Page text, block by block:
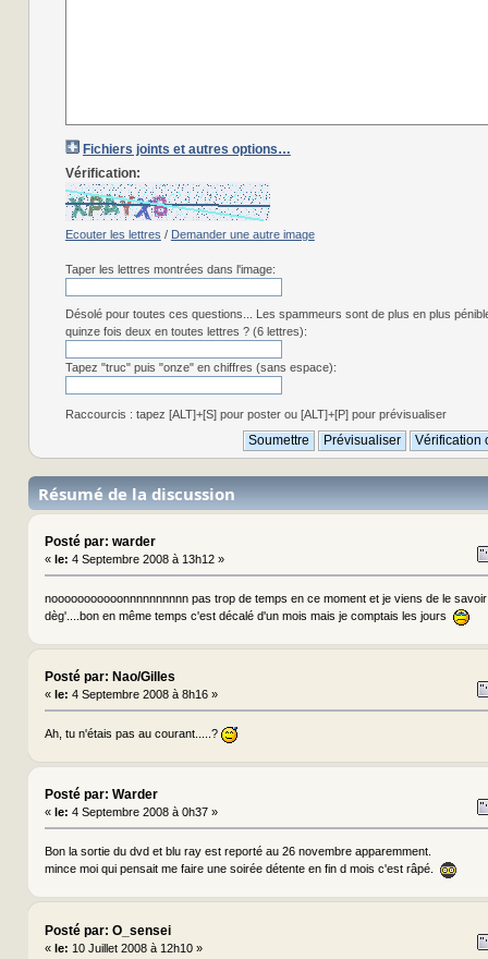
Fichiers joints et autres options…
Vérification:
Ecouter les lettres / Demander une autre image
Taper les lettres montrées dans l'image:
Désolé pour toutes ces questions... Les spammeurs sont de plus en plus
quinze fois deux en toutes lettres ? (6 lettres):
Tapez "truc" puis "onze" en chiffres (sans espace):
Raccourcis : tapez [ALT]+[S] pour poster ou [ALT]+[P] pour prévisualiser
Résumé de la discussion
Posté par: warder
« le: 4 Septembre 2008 à 13h12 »
nooooooooooonnnnnnnnnn pas trop de temps en ce moment et je viens de le
dèg'....bon en même temps c'est décalé d'un mois mais je comptais les jours
Posté par: Nao/Gilles
« le: 4 Septembre 2008 à 8h16 »
Ah, tu n'étais pas au courant.....?
Posté par: Warder
« le: 4 Septembre 2008 à 0h37 »
Bon la sortie du dvd et blu ray est reporté au 26 novembre apparemment.
mince moi qui pensait me faire une soirée détente en fin d mois c'est râpé.
Posté par: O_sensei
« le: 10 Juillet 2008 à 12h10 »